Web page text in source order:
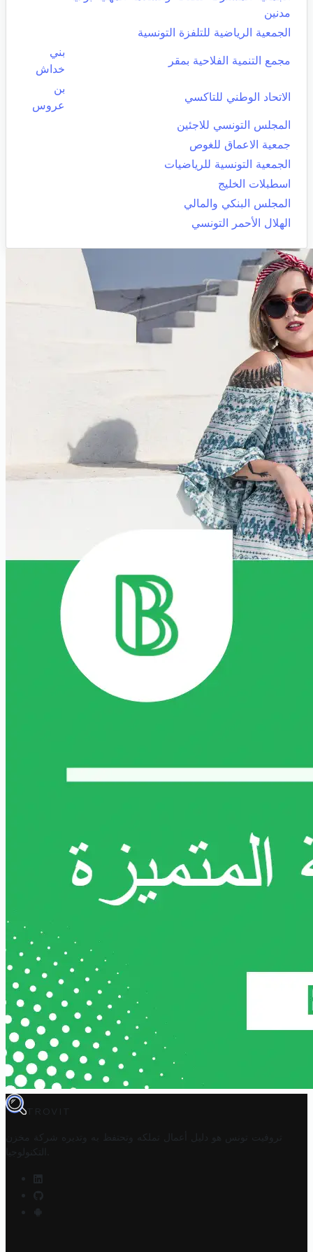
مدنين
الجمعية الرياضية للتلفزة التونسية
مجمع التنمية الفلاحية بمقر
بني
خداش
الاتحاد الوطني للتاكسي
بن
عروس
المجلس التونسي للاجئين
جمعية الاعماق للغوص
الجمعية التونسية للرياضيات
اسطبلات الخليج
المجلس البنكي والمالي
الهلال الأحمر التونسي
TROVIT
تروفيت تونس هو دليل أعمال تملكه وتحتفظ به وتديره
شركة مخزن
التكنولوجيا